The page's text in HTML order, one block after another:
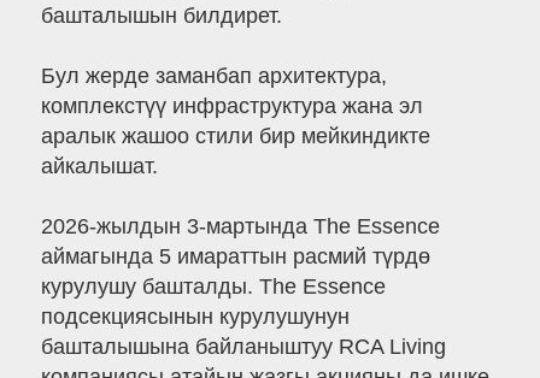
башталышын билдирет.
Бул жерде заманбап архитектура,
комплекстүү инфраструктура жана эл
аралык жашоо стили бир мейкиндикте
айкалышат.
2026-жылдын 3-мартында The Essence
аймагында 5 имараттын расмий түрдө
курулушу башталды. The Essence
подсекциясынын курулушунун
башталышына байланыштуу RCA Living